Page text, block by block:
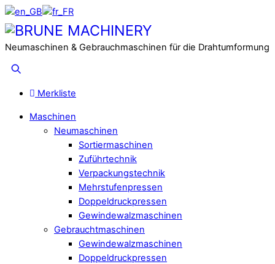
Skip
to
content
Menu
Neumaschinen & Gebrauchmaschinen für die Drahtumformung
Merkliste
Maschinen
Neumaschinen
Sortiermaschinen
Zuführtechnik
Verpackungstechnik
Mehrstufenpressen
Doppeldruckpressen
Gewindewalzmaschinen
Gebrauchtmaschinen
Gewindewalzmaschinen
Doppeldruckpressen